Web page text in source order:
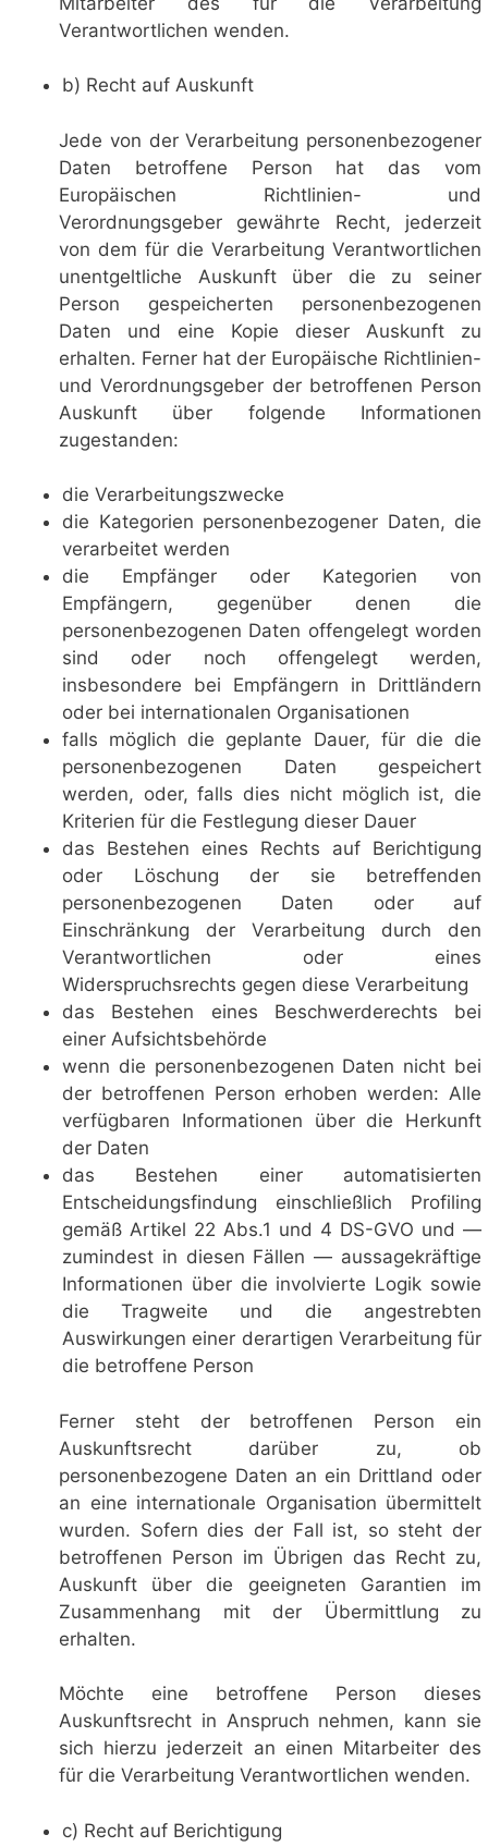
Verantwortlichen wenden.
b) Recht auf Auskunft
Jede von der Verarbeitung personenbezogener
Daten betroffene Person hat das vom
Europäischen Richtlinien- und
Verordnungsgeber gewährte Recht, jederzeit
von dem für die Verarbeitung Verantwortlichen
unentgeltliche Auskunft über die zu seiner
Person gespeicherten personenbezogenen
Daten und eine Kopie dieser Auskunft zu
erhalten. Ferner hat der Europäische Richtlinien-
und Verordnungsgeber der betroffenen Person
Auskunft über folgende Informationen
zugestanden:
die Verarbeitungszwecke
die Kategorien personenbezogener Daten, die
verarbeitet werden
die Empfänger oder Kategorien von
Empfängern, gegenüber denen die
personenbezogenen Daten offengelegt worden
sind oder noch offengelegt werden,
insbesondere bei Empfängern in Drittländern
oder bei internationalen Organisationen
falls möglich die geplante Dauer, für die die
personenbezogenen Daten gespeichert
werden, oder, falls dies nicht möglich ist, die
Kriterien für die Festlegung dieser Dauer
das Bestehen eines Rechts auf Berichtigung
oder Löschung der sie betreffenden
personenbezogenen Daten oder auf
Einschränkung der Verarbeitung durch den
Verantwortlichen oder eines
Widerspruchsrechts gegen diese Verarbeitung
das Bestehen eines Beschwerderechts bei
einer Aufsichtsbehörde
wenn die personenbezogenen Daten nicht bei
der betroffenen Person erhoben werden: Alle
verfügbaren Informationen über die Herkunft
der Daten
das Bestehen einer automatisierten
Entscheidungsfindung einschließlich Profiling
gemäß Artikel 22 Abs.1 und 4 DS-GVO und —
zumindest in diesen Fällen — aussagekräftige
Informationen über die involvierte Logik sowie
die Tragweite und die angestrebten
Auswirkungen einer derartigen Verarbeitung für
die betroffene Person
Ferner steht der betroffenen Person ein
Auskunftsrecht darüber zu, ob
personenbezogene Daten an ein Drittland oder
an eine internationale Organisation übermittelt
wurden. Sofern dies der Fall ist, so steht der
betroffenen Person im Übrigen das Recht zu,
Auskunft über die geeigneten Garantien im
Zusammenhang mit der Übermittlung zu
erhalten.
Möchte eine betroffene Person dieses
Auskunftsrecht in Anspruch nehmen, kann sie
sich hierzu jederzeit an einen Mitarbeiter des
für die Verarbeitung Verantwortlichen wenden.
c) Recht auf Berichtigung